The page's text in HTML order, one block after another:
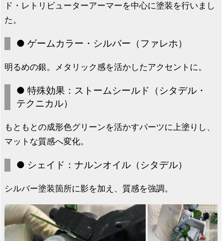
ド・レトリビューターアーマーを中心に塗装を行いまし
た。
● ゲームカラー・シルバー（ファレホ）
明るめの銀。メタリック感を活かしたアクセントに。
● 特殊効果：ストームシールド（シタデル・
テクニカル）
もともとの成形色グリーンを活かすパーツに上塗りし、
マットな質感へ変化。
● シェイド：ナルンオイル（シタデル）
シルバー塗装箇所に影を加え、質感を強調。